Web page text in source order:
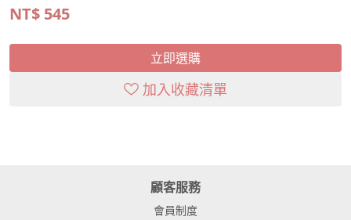
NT$ 545
立即選購
加入收藏清單
顧客服務
會員制度